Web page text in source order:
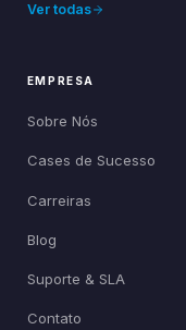
Ver todas
EMPRESA
Sobre Nós
Cases de Sucesso
Carreiras
Blog
Suporte & SLA
Contato